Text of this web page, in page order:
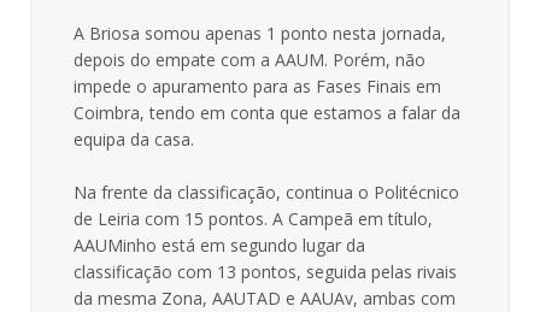
A Briosa somou apenas 1 ponto nesta jornada,
depois do empate com a AAUM. Porém, não
impede o apuramento para as Fases Finais em
Coimbra, tendo em conta que estamos a falar da
equipa da casa.
Na frente da classificação, continua o Politécnico
de Leiria com 15 pontos. A Campeã em título,
AAUMinho está em segundo lugar da
classificação com 13 pontos, seguida pelas rivais
da mesma Zona, AAUTAD e AAUAv, ambas com